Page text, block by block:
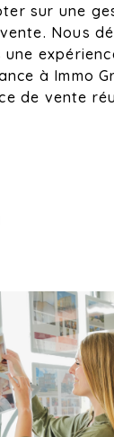
sur une
Nous
à Immo
de vente